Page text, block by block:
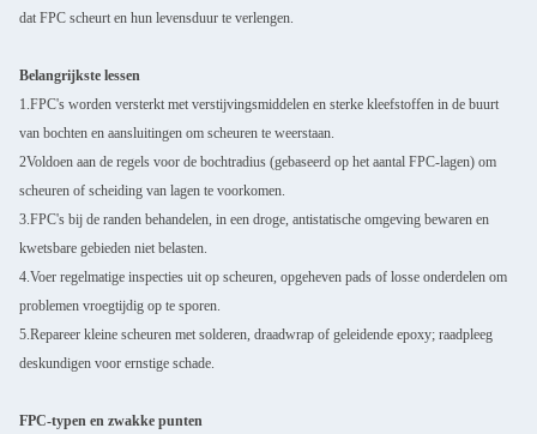
dat FPC scheurt en hun levensduur te verlengen.
Belangrijkste lessen
1.FPC's worden versterkt met verstijvingsmiddelen en sterke kleefstoffen in de buurt
van bochten en aansluitingen om scheuren te weerstaan.
2Voldoen aan de regels voor de bochtradius (gebaseerd op het aantal FPC-lagen) om
scheuren of scheiding van lagen te voorkomen.
3.FPC's bij de randen behandelen, in een droge, antistatische omgeving bewaren en
kwetsbare gebieden niet belasten.
4.Voer regelmatige inspecties uit op scheuren, opgeheven pads of losse onderdelen om
problemen vroegtijdig op te sporen.
5.Repareer kleine scheuren met solderen, draadwrap of geleidende epoxy; raadpleeg
deskundigen voor ernstige schade.
FPC-typen en zwakke punten